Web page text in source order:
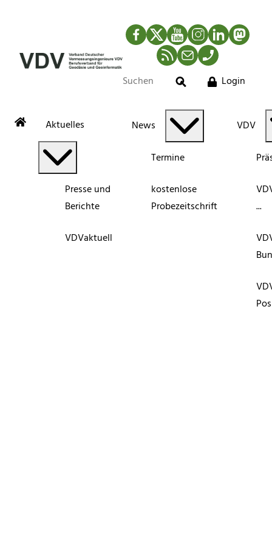
Facebook
TwitterYouTubeInstagram
LinkedIn
RSS-Newsfeed
MailTelefon
Suche
Login
Aktuelles
Presse und
Berichte
VDVaktuell
News
Termine
kostenlose
Probezeitschrift
VDV
...